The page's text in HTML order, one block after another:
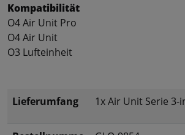
Kompatibilität
O4 Air Unit Pro
O4 Air Unit
O3 Lufteinheit
Lieferumfang 1x Air Unit Serie 3-